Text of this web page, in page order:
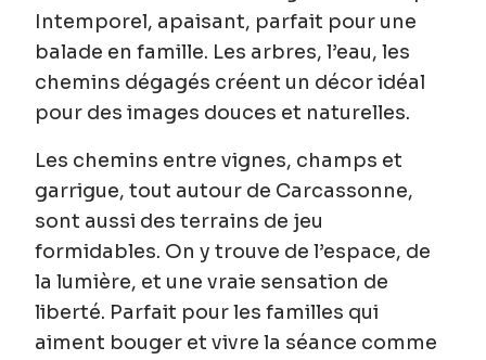
Intemporel, apaisant, parfait pour une
balade en famille. Les arbres, l’eau, les
chemins dégagés créent un décor idéal
pour des images douces et naturelles.
Les chemins entre vignes, champs et
garrigue, tout autour de Carcassonne,
sont aussi des terrains de jeu
formidables. On y trouve de l’espace, de
la lumière, et une vraie sensation de
liberté. Parfait pour les familles qui
aiment bouger et vivre la séance comme